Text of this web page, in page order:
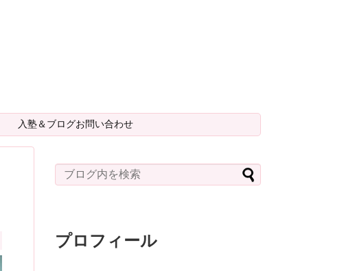
入塾＆ブログお問い合わせ
プロフィール